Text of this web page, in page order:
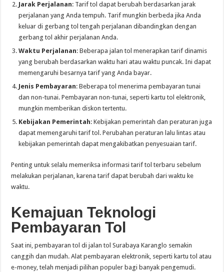
Jarak Perjalanan: Tarif tol dapat berubah berdasarkan jarak
perjalanan yang Anda tempuh. Tarif mungkin berbeda jika Anda
keluar di gerbang tol tengah perjalanan dibandingkan dengan
gerbang tol akhir perjalanan Anda.
Waktu Perjalanan: Beberapa jalan tol menerapkan tarif dinamis
yang berubah berdasarkan waktu hari atau waktu puncak. Ini dapat
memengaruhi besarnya tarif yang Anda bayar.
Jenis Pembayaran: Beberapa tol menerima pembayaran tunai
dan non-tunai. Pembayaran non-tunai, seperti kartu tol elektronik,
mungkin memberikan diskon tertentu.
Kebijakan Pemerintah: Kebijakan pemerintah dan peraturan juga
dapat memengaruhi tarif tol. Perubahan peraturan lalu lintas atau
kebijakan pemerintah dapat mengakibatkan penyesuaian tarif.
Penting untuk selalu memeriksa informasi tarif tol terbaru sebelum
melakukan perjalanan, karena tarif dapat berubah dari waktu ke
waktu.
Kemajuan Teknologi
Pembayaran Tol
Saat ini, pembayaran tol di jalan tol Surabaya Karanglo semakin
canggih dan mudah. Alat pembayaran elektronik, seperti kartu tol atau
e-money, telah menjadi pilihan populer bagi banyak pengemudi.